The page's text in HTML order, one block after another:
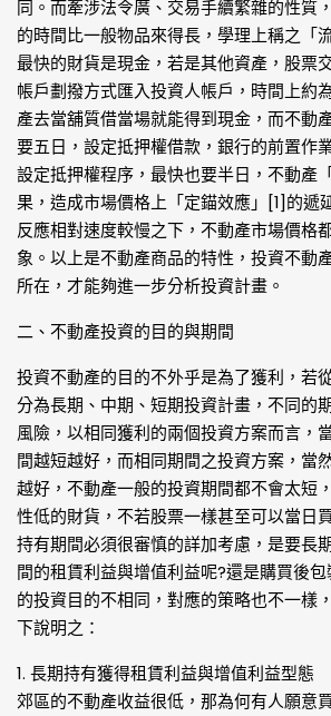
同。而牽涉法令廣、交易手續繁雜的性質
的時間比一般物品來得長，學理上稱之「
最快的財貨是現金，若是其他資產，股票
帳戶劃撥方式匯入投資人帳戶，時間上約
產去當舖質借當場就能得到現金，而不動
要五日，設定抵押權借款，銀行的前置作
設定抵押權程序，最快也要半日，不動產
果，造成市場價格上「定錨效應」[1]的遞
反應相對速度較慢之下，不動產市場價格
象。以上是不動產商品的特性，投資不動
所在，才能夠進一步分析投資計畫。
二、不動產投資的目的與期間
投資不動產的目的不外乎是為了獲利，若
分為長期、中期、短期投資計畫，不同的
風險，以相同獲利的兩個投資方案而言，
間越短越好，而相同期間之投資方案，當
越好，不動產一般的投資期間都不會太短
性低的財貨，不若股票一樣甚至可以當日
持有期間必須很審慎的詳加考慮，是要長
間的租賃利益與增值利益呢?還是購買後
的投資目的不相同，對應的策略也不一樣
下說明之：
1. 長期持有獲得租賃利益與增值利益型態
郊區的不動產收益很低，那為何有人願意